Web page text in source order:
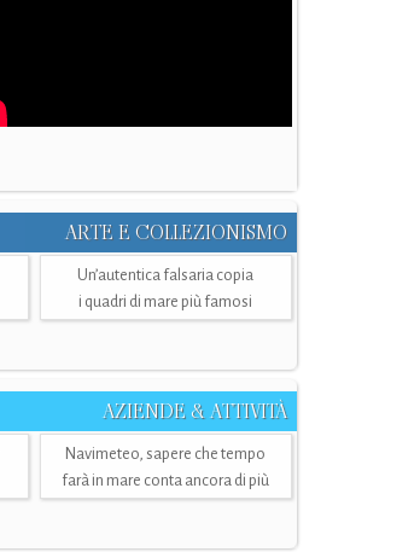
ARTE E COLLEZIONISMO
Un’autentica falsaria copia
i quadri di mare più famosi
AZIENDE & ATTIVITÀ
Navimeteo, sapere che tempo
farà in mare conta ancora di più